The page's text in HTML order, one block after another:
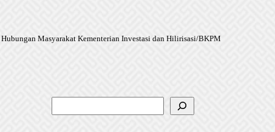
Masyarakat Kementerian Investasi dan Hilirisasi/BKPM